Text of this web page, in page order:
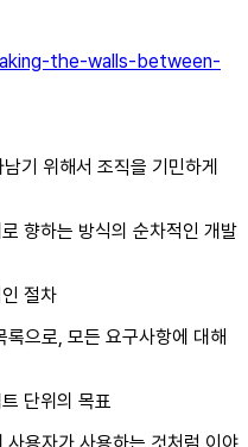
the-walls-between-
기 위해서 조직을 기민하게
향하는 방식의 순차적인 개발
절차
으로, 모든 요구사항에 대해
단위의 목표